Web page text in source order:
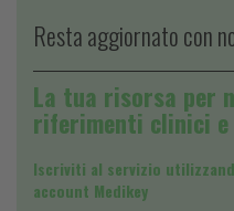
Resta aggiornato con
La tua risorsa per
riferimenti clinici e
Iscriviti al servizio
account Medikey